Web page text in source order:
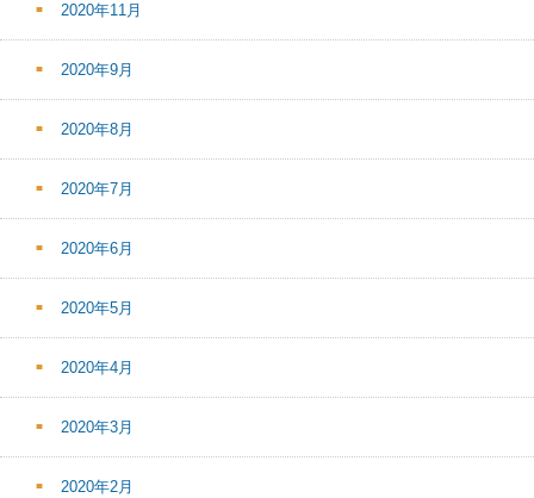
2020年11月
2020年9月
2020年8月
2020年7月
2020年6月
2020年5月
2020年4月
2020年3月
2020年2月